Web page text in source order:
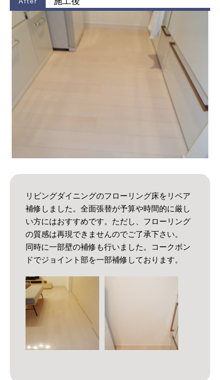
リビングダイニングのフローリング床をリペア
補修しました。全面張替が予算や時間的に厳し
い方にはおすすめです。ただし、フローリング
の質感は再現できませんのでご了承下さい。
同時に一部壁の補修も行いました。コークボン
ドでジョイント部を一部補修しております。